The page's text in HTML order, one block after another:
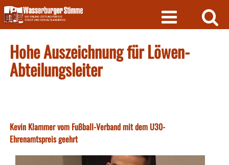
Skip
to
content
Hohe Auszeichnung für Löwen-
Abteilungsleiter
Kevin Klammer vom Fußball-Verband mit dem U30-
Ehrenamtspreis geehrt